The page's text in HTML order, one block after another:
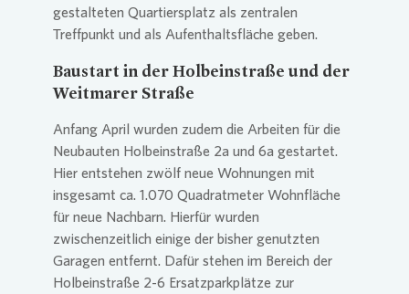
gestalteten Quartiersplatz als zentralen
Treffpunkt und als Aufenthaltsfläche geben.
Baustart in der Holbeinstraße und der
Weitmarer Straße
Anfang April wurden zudem die Arbeiten für die
Neubauten Holbeinstraße 2a und 6a gestartet.
Hier entstehen zwölf neue Wohnungen mit
insgesamt ca. 1.070 Quadratmeter Wohnfläche
für neue Nachbarn. Hierfür wurden
zwischenzeitlich einige der bisher genutzten
Garagen entfernt. Dafür stehen im Bereich der
Holbeinstraße 2-6 Ersatzparkplätze zur